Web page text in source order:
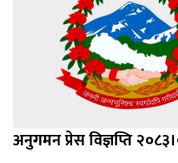
अनुगमन प्रेस विज्ञप्ति